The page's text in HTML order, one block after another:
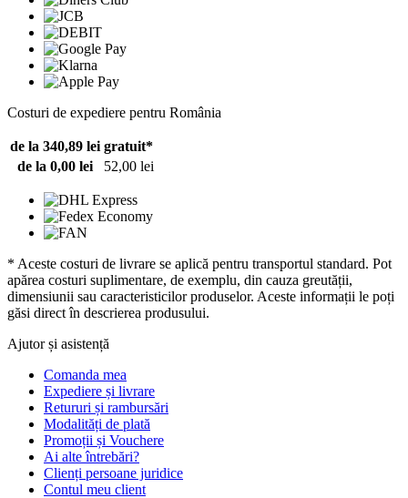
Costuri de expediere pentru România
de la 340,89 lei gratuit*
de la 0,00 lei
52,00 lei
* Aceste costuri de livrare se aplică pentru transportul standard. Pot
apărea costuri suplimentare, de exemplu, din cauza greutății,
dimensiunii sau caracteristicilor produselor. Aceste informații le poți
găsi direct în descrierea produsului.
Ajutor și asistență
Comanda mea
Expediere și livrare
Retururi și rambursări
Modalități de plată
Promoții și Vouchere
Ai alte întrebări?
Clienți persoane juridice
Contul meu client